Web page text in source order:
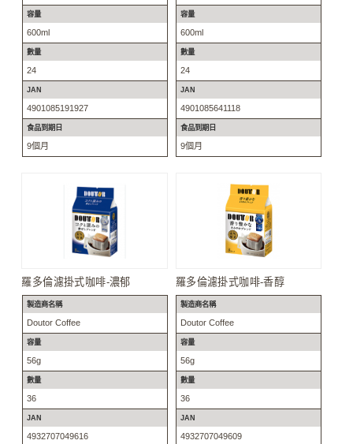
容量
600ml
數量
24
JAN
4901085191927
食品到期日
9個月
容量
600ml
數量
24
JAN
4901085641118
食品到期日
9個月
羅多倫濾掛式咖啡-濃郁
製造商名稱
Doutor Coffee
容量
56g
數量
36
JAN
4932707049616
羅多倫濾掛式咖啡-香醇
製造商名稱
Doutor Coffee
容量
56g
數量
36
JAN
4932707049609